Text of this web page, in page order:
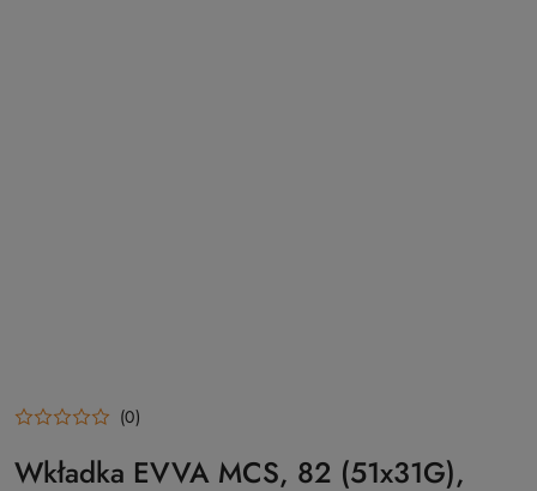
(0)
Wkładka EVVA MCS, 82 (51x31G),